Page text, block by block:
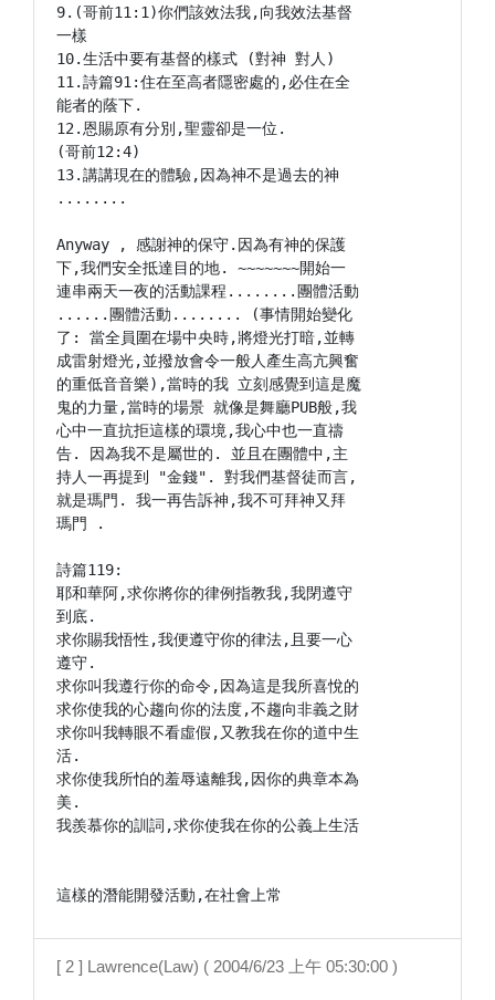
9.(哥前11:1)你們該效法我,向我效法基督
一樣
10.生活中要有基督的樣式 (對神 對人)
11.詩篇91:住在至高者隱密處的,必住在全
能者的蔭下.
12.恩賜原有分別,聖靈卻是一位.
(哥前12:4)
13.講講現在的體驗,因為神不是過去的神
........
Anyway , 感謝神的保守.因為有神的保護
下,我們安全抵達目的地. ~~~~~~~開始一
連串兩天一夜的活動課程........團體活動
......團體活動........ (事情開始變化
了: 當全員圍在場中央時,將燈光打暗,並轉
成雷射燈光,並撥放會令一般人產生高亢興奮
的重低音音樂),當時的我 立刻感覺到這是魔
鬼的力量,當時的場景 就像是舞廳PUB般,我
心中一直抗拒這樣的環境,我心中也一直禱
告. 因為我不是屬世的. 並且在團體中,主
持人一再提到 "金錢". 對我們基督徒而言,
就是瑪門. 我一再告訴神,我不可拜神又拜
瑪門 .
詩篇119:
耶和華阿,求你將你的律例指教我,我閉遵守
到底.
求你賜我悟性,我便遵守你的律法,且要一心
遵守.
求你叫我遵行你的命令,因為這是我所喜悅的
求你使我的心趨向你的法度,不趨向非義之財
求你叫我轉眼不看虛假,又教我在你的道中生
活.
求你使我所怕的羞辱遠離我,因你的典章本為
美.
我羨慕你的訓詞,求你使我在你的公義上生活
這樣的潛能開發活動,在社會上常
[ 2 ] Lawrence(Law) ( 2004/6/23 上午 05:30:00 )